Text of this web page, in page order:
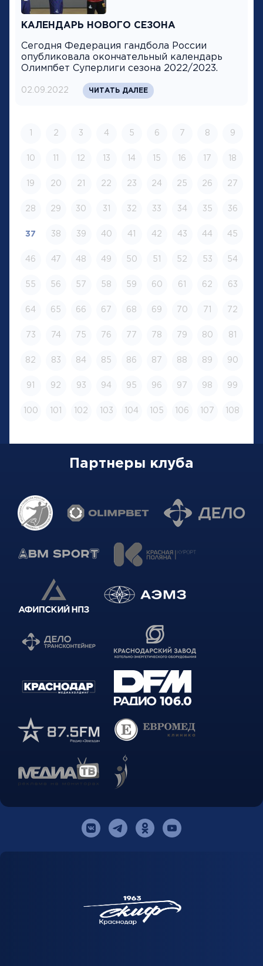
КАЛЕНДАРЬ НОВОГО СЕЗОНА
Сегодня Федерация гандбола России
опубликовала окончательный календарь
Олимпбет Суперлиги сезона 2022/2023.
02.09.2022 ЧИТАТЬ ДАЛЕЕ
2 3 4 5 6 7 8 9
10 12 13 14 15 16 17 18
19 20 21 22 23 24 25 26 27
28 29 30 31 32 33 34 35 36
37 38 39 40 41 42 43 44 45
46 47 48 49 50 51 52 53 54
55 56 57 58 59 60 61 62 63
64 65 66 67 68 69 70 71 72
73 74 75 76 77 78 79 80 81
82 83 84 85 86 87 88 89 90
91 92 93 94 95 96 97 98 99
100 101 102 103 104 105 106 107 108
Партнеры клуба